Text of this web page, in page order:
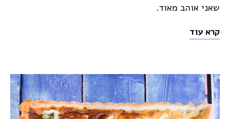
שאני אוהב מאוד.
קרא עוד